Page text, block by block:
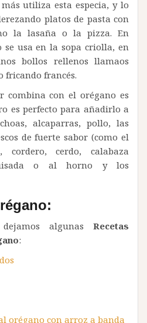
utiliza esta especia, y lo
platos de pasta con
la lasaña o la pizza. En
usa en la sopa criolla, en
bollos rellenos llamaos
fricando francés.
combina con el orégano es
es perfecto para añadirlo a
alcaparras, pollo, las
de fuerte sabor (como el
cordero, cerdo, calabaza
o al horno y los
algunas Recetas
:
orégano con arroz a banda